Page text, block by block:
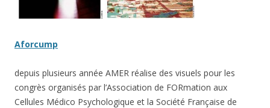
Aforcump
depuis plusieurs année AMER réalise des visuels pour les
congrès organisés par l’Association de FORmation aux
Cellules Médico Psychologique et la Société Française de